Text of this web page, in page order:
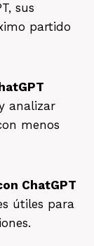
sus
partido
analizar
menos
ChatGPT
útiles para